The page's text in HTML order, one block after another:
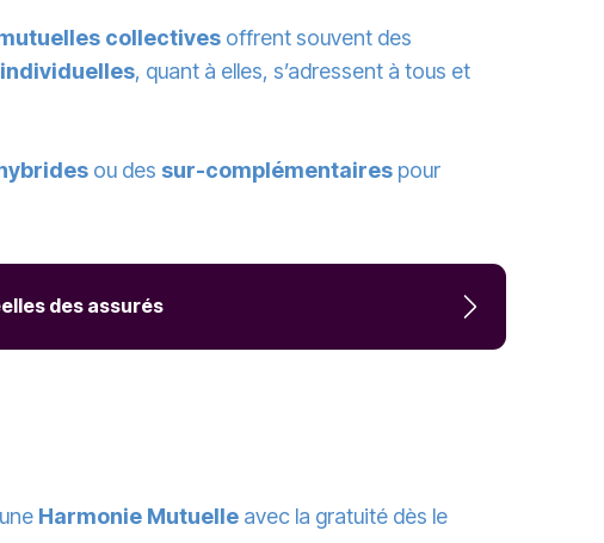
collectives offrent souvent des
, quant à elles, s’adressent à tous et
ou des sur-complémentaires pour
des assurés
Harmonie Mutuelle avec la gratuité dès le